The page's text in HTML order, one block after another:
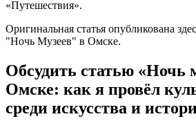
«Путешествия».
Оригинальная статья опубликована
"Ночь Музеев" в Омске.
Обсудить статью «Ночь
Омске: как я провёл
среди искусства и